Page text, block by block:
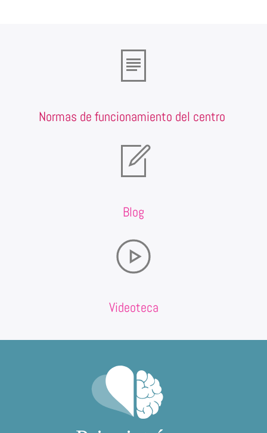
Normas de funcionamiento del centro
Blog
Videoteca